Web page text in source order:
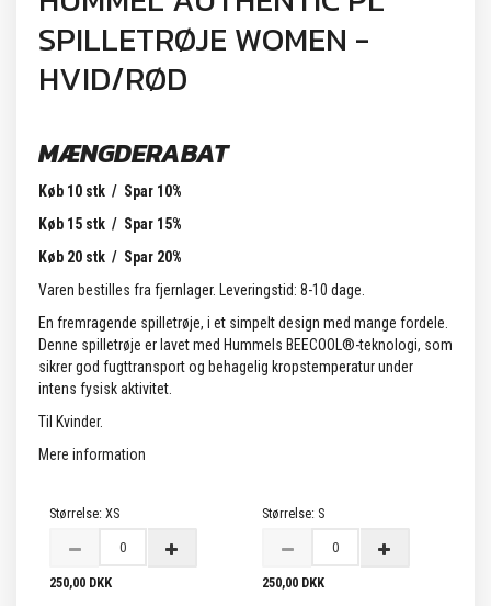
SPILLETRØJE WOMEN -
HVID/RØD
MÆNGDERABAT
Køb 10 stk / Spar 10%
Køb 15 stk / Spar 15%
Køb 20 stk / Spar 20%
Varen bestilles fra fjernlager. Leveringstid: 8-10 dage.
En fremragende spilletrøje, i et simpelt design med mange fordele.
Denne spilletrøje er lavet med Hummels BEECOOL®-teknologi, som
sikrer god fugttransport og behagelig kropstemperatur under
intens fysisk aktivitet.
Til Kvinder.
Mere information
Størrelse: XS
250,00 DKK
Størrelse: S
250,00 DKK